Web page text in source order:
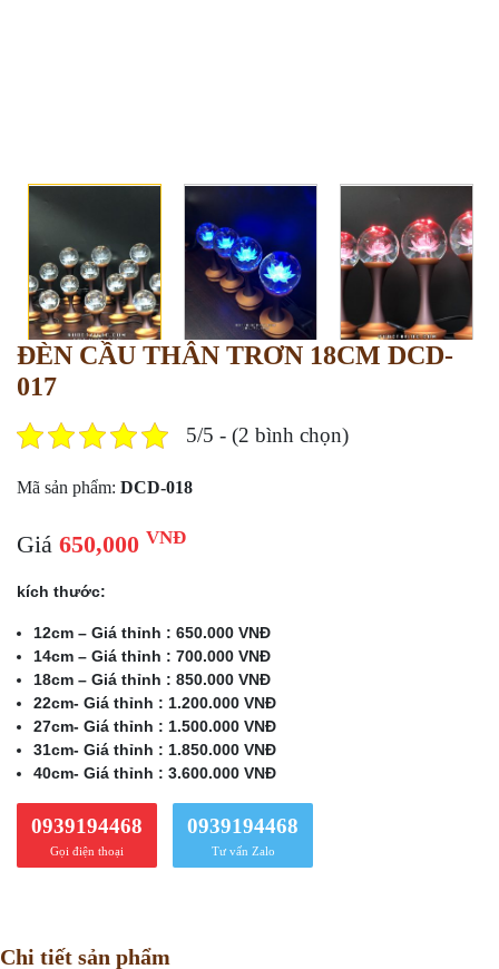
ĐÈN CẦU THÂN TRƠN 18CM DCD-
017
5/5 - (2 bình chọn)
Mã sản phẩm: DCD-018
Giá 650,000 VNĐ
kích thước:
12cm – Giá thỉnh : 650.000 VNĐ
14cm – Giá thỉnh : 700.000 VNĐ
18cm – Giá thỉnh : 850.000 VNĐ
22cm- Giá thỉnh : 1.200.000 VNĐ
27cm- Giá thỉnh : 1.500.000 VNĐ
31cm- Giá thỉnh : 1.850.000 VNĐ
40cm- Giá thỉnh : 3.600.000 VNĐ
0939194468
Gọi điện thoại
0939194468
Tư vấn Zalo
Chi tiết sản phẩm